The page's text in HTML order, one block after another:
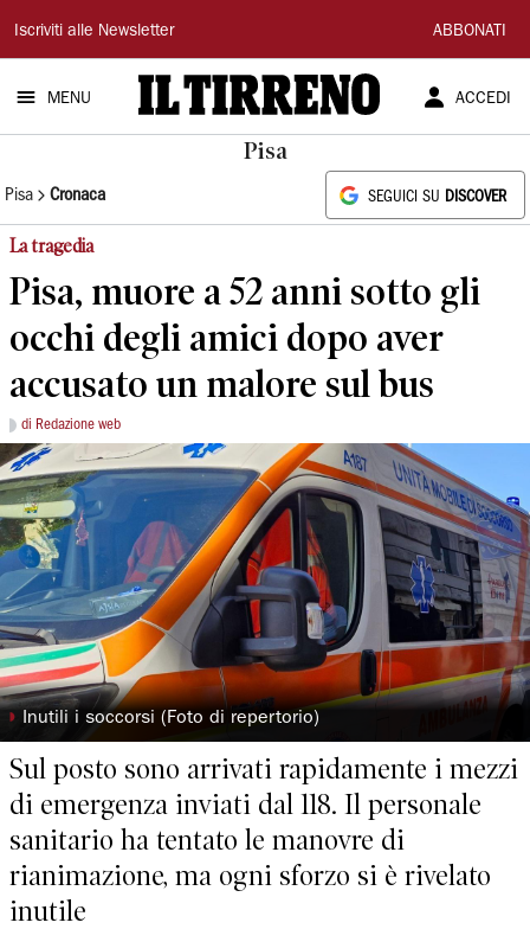
Il
Tirreno
Iscriviti alle Newsletter ABBONATI
MENU ACCEDI
Pisa
Pisa Cronaca SEGUICI SU DISCOVER
La tragedia
Pisa, muore a 52 anni sotto gli
occhi degli amici dopo aver
accusato un malore sul bus
di Redazione web
◗ Inutili i soccorsi (Foto di repertorio)
Sul posto sono arrivati rapidamente i mezzi
di emergenza inviati dal 118. Il personale
sanitario ha tentato le manovre di
rianimazione, ma ogni sforzo si è rivelato
inutile